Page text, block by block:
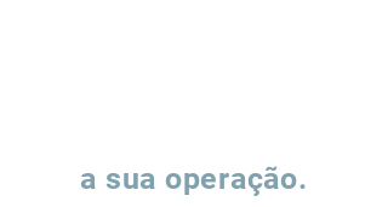
a sua operação.